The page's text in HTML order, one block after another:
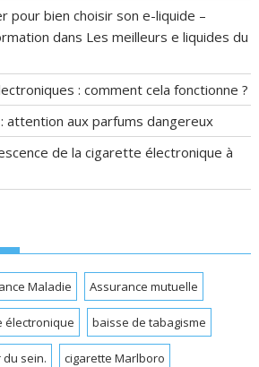
pour bien choisir son e-liquide –
dans Les meilleurs e liquides du
: comment cela fonctionne ?
attention aux parfums dangereux
de la cigarette électronique à
Maladie Assurance mutuelle
électronique baisse de tabagisme
du sein. cigarette Marlboro